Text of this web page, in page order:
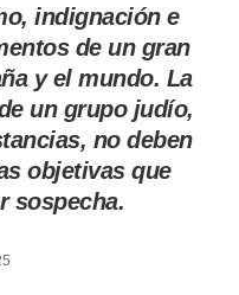
indignación e
de un gran
y el mundo. La
un grupo judío,
no deben
objetivas que
sospecha.